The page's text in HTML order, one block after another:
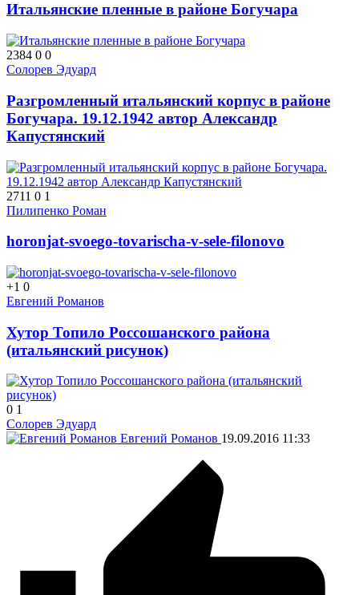
Итальянские пленные в районе Богучара
2384 0 0
Солорев Эдуард
Разгромленный итальянский корпус в районе
Богучара. 19.12.1942 автор Александр
Капустянский
2711 0 1
Пилипенко Роман
horonjat-svoego-tovarischa-v-sele-filonovo
+1 0
Евгений Романов
Хутор Топило Россошанского района
(итальянский рисунок)
0 1
Солорев Эдуард
Евгений Романов 19.09.2016 11:33